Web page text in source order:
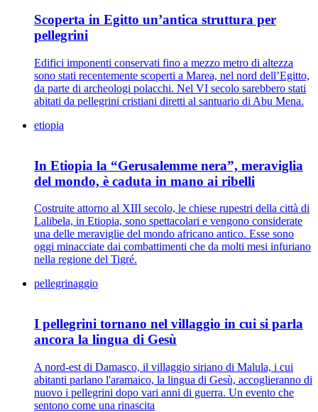
Scoperta in Egitto un’antica struttura per
pellegrini
Edifici imponenti conservati fino a mezzo metro di altezza
sono stati recentemente scoperti a Marea, nel nord dell’Egitto,
da parte di archeologi polacchi. Nel VI secolo sarebbero stati
abitati da pellegrini cristiani diretti al santuario di Abu Mena.
etiopia
In Etiopia la “Gerusalemme nera”, meraviglia
del mondo, è caduta in mano ai ribelli
Costruite attorno al XIII secolo, le chiese rupestri della città di
Lalibela, in Etiopia, sono spettacolari e vengono considerate
una delle meraviglie del mondo africano antico. Esse sono
oggi minacciate dai combattimenti che da molti mesi infuriano
nella regione del Tigré.
pellegrinaggio
I pellegrini tornano nel villaggio in cui si parla
ancora la lingua di Gesù
A nord-est di Damasco, il villaggio siriano di Malula, i cui
abitanti parlano l'aramaico, la lingua di Gesù, accoglieranno di
nuovo i pellegrini dopo vari anni di guerra. Un evento che
sentono come una rinascita